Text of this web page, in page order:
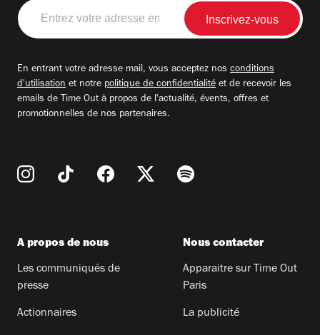
Entrez
votre
adresse
En entrant votre adresse mail, vous acceptez nos conditions
d'utilisation et notre politique de confidentialité et de recevoir les
emails de Time Out à propos de l'actualité, évents, offres et
promotionnelles de nos partenaires.
A propos de nous
Les communiqués de
presse
Actionnaires
Nous contacter
Apparaitre sur Time Out
Paris
La publicité